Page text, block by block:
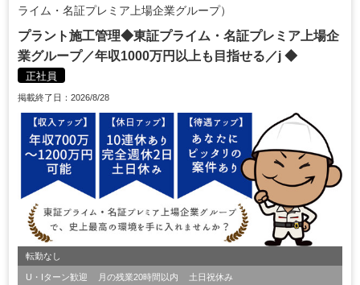
ライム・名証プレミア上場企業グループ）
プラント施工管理◆東証プライム・名証プレミア上場企
業グループ／年収1000万円以上も目指せる／j ◆
正社員
掲載終了日：2026/8/28
転勤なし
U・Iターン歓迎 月の残業20時間以内 土日祝休み